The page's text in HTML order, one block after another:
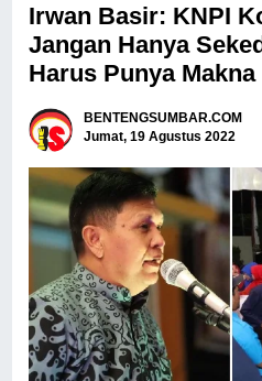
Irwan Basir: KNPI
Jangan Hanya
Harus Punya Makna
BENTENGSUMBAR.COM
Jumat, 19 Agustus 2022